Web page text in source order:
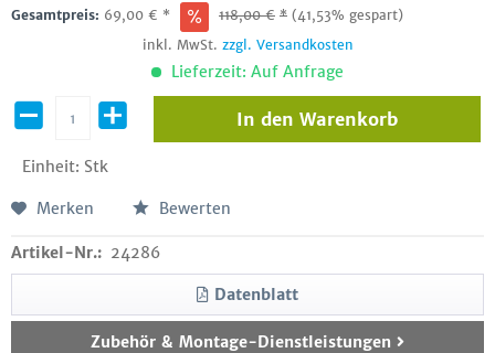
Gesamtpreis: 69,00 € * 118,00€ * (41,53% gespart)
inkl. MwSt. zzgl. Versandkosten
Lieferzeit: Auf Anfrage
Einheit: Stk
In den Warenkorb
Merken Bewerten
Artikel-Nr.: 24286
Datenblatt
Zubehör & Montage-Dienstleistungen